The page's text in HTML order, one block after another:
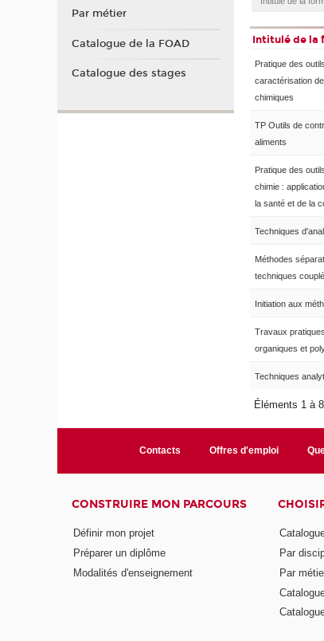
Intitulé de la
Pratique des
caractérisation
chimiques
TP Outils de
aliments
Pratique des
chimie :
la santé et de la
Techniques
Méthodes
techniques
Initiation aux
Travaux
organiques et
Techniques
Éléments 1 à
Par métier
Catalogue de la FOAD
Catalogue des stages
Contacts Offres d'emploi
CONSTRUIRE MON PARCOURS
Définir mon projet
Préparer un diplôme
Modalités d'enseignement
Par
Par